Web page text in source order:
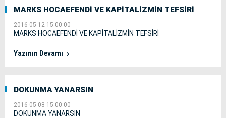
MARKS HOCAEFENDİ VE KAPİTALİZMİN TEFSİRİ
2016-05-12 15:00:00
MARKS HOCAEFENDİ VE KAPİTALİZMİN TEFSİRİ
Yazının Devamı
DOKUNMA YANARSIN
2016-05-08 15:00:00
DOKUNMA YANARSIN